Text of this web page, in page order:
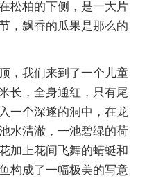
松柏的下侧，是一大片
，飘香的瓜果是那么的
，我们来到了一个儿童
长，全身通红，只有尾
一个深遂的洞中，在龙
水清澈，一池碧绿的荷
加上花间飞舞的蜻蜓和
构成了一幅极美的写意